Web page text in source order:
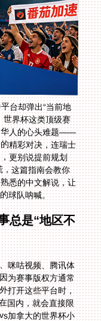
台却弹出“当前地
世界杯这类顶级赛
人的心头难题——
精彩对决，连瑞士
更别说提前规划
，这篇指南会教你
悉的中文解说，让
球队呐喊。
总是“地区不
咪咕视频、腾讯体
为赛事版权方通常
打开这些平台时，
国内，就会直接限
加拿大的世界杯小